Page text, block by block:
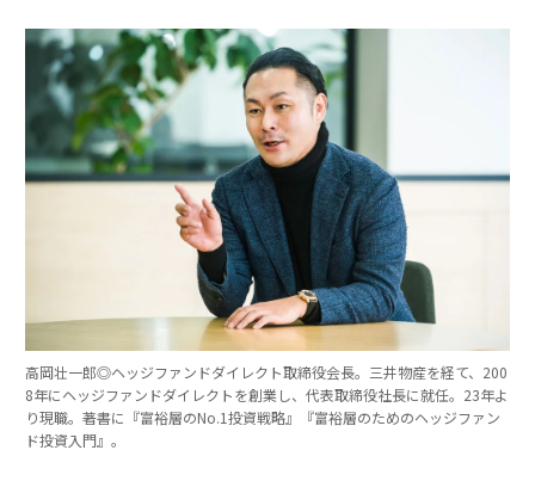
高岡壮一郎◎ヘッジファンドダイレクト取締役会長。三井物産を経て、200
8年にヘッジファンドダイレクトを創業し、代表取締役社長に就任。23年よ
り現職。著書に『富裕層のNo.1投資戦略』『富裕層のためのヘッジファン
ド投資入門』。